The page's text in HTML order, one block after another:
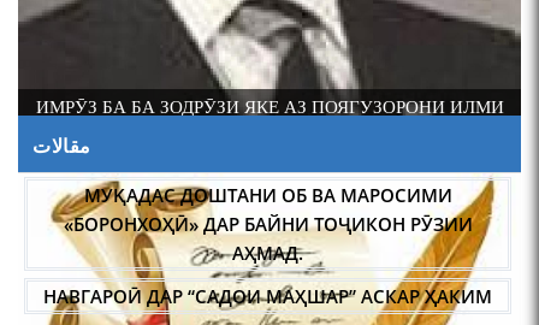
ИМРӮЗ БА БА ЗОДРӮЗИ ЯКЕ АЗ ПОЯГУЗОРОНИ ИЛМИ
ФОЛКЛОРШИНОСИИ ТОҶИК АКАДЕМИК РАҶАБمقالات
МУҚАДАС ДОШТАНИ ОБ ВА МАРОСИМИ
«БОРОНХОҲӢ» ДАР БАЙНИ ТОҶИКОН РӮЗИИ
АҲМАД.
НАВГАРОӢ ДАР “САДОИ МАҲШАР” АСКАР ҲАКИМ
МАСЪАЛАҲОИ МУБРАМИ ПАЖӮҲИШИ ЗАБОНИ